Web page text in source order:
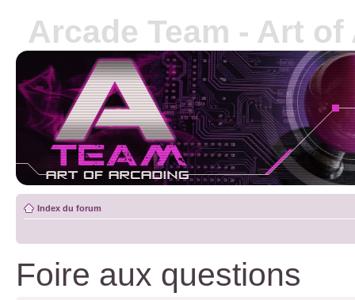
Arcade Team - Art
Index du forum
Foire aux questions